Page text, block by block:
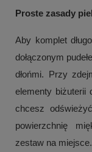
Proste zasady
Aby komplet
dołączonym
dłońmi. Przy
elementy biżuterii
chcesz
powierzchnię
zestaw na miejsce.